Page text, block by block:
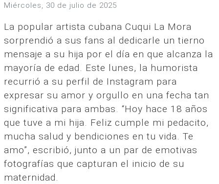
miércoles, 30 de julio de 2025
La popular artista cubana Cuqui La Mora
sorprendió a sus fans al dedicarle un tierno
mensaje a su hija por el día en que alcanza la
mayoría de edad. Este lunes, la humorista
recurrió a su perfil de Instagram para
expresar su amor y orgullo en una fecha tan
significativa para ambas. “Hoy hace 18 años
que tuve a mi hija. Feliz cumple mi pedacito,
mucha salud y bendiciones en tu vida. Te
amo”, escribió, junto a un par de emotivas
fotografías que capturan el inicio de su
maternidad.